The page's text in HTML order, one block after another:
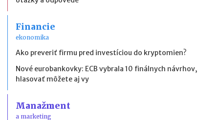
Financie
ekonomika
Ako preveriť firmu pred investíciou do kryptomien?
Nové eurobankovky: ECB vybrala 10 finálnych návrhov,
hlasovať môžete aj vy
Manažment
a marketing